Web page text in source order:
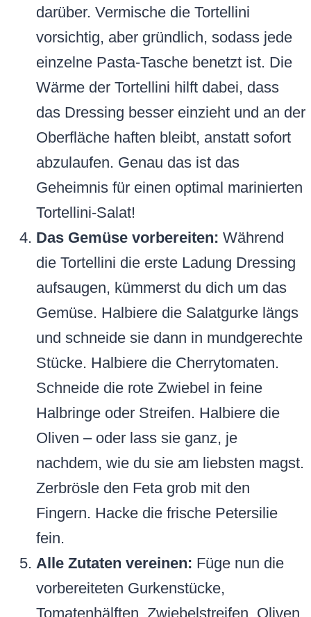
darüber. Vermische die Tortellini
vorsichtig, aber gründlich, sodass jede
einzelne Pasta-Tasche benetzt ist. Die
Wärme der Tortellini hilft dabei, dass
das Dressing besser einzieht und an der
Oberfläche haften bleibt, anstatt sofort
abzulaufen. Genau das ist das
Geheimnis für einen optimal marinierten
Tortellini-Salat!
Das Gemüse vorbereiten: Während
die Tortellini die erste Ladung Dressing
aufsaugen, kümmerst du dich um das
Gemüse. Halbiere die Salatgurke längs
und schneide sie dann in mundgerechte
Stücke. Halbiere die Cherrytomaten.
Schneide die rote Zwiebel in feine
Halbringe oder Streifen. Halbiere die
Oliven – oder lass sie ganz, je
nachdem, wie du sie am liebsten magst.
Zerbrösle den Feta grob mit den
Fingern. Hacke die frische Petersilie
fein.
Alle Zutaten vereinen: Füge nun die
vorbereiteten Gurkenstücke,
Tomatenhälften, Zwiebelstreifen, Oliven